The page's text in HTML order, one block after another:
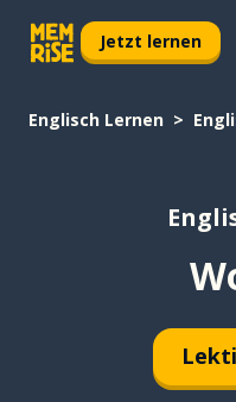
Jetzt lernen
Englisch Lernen